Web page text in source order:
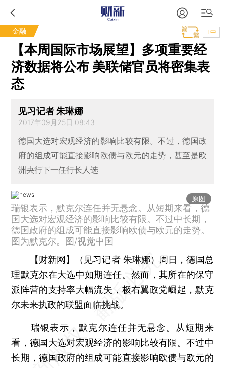
金融 T中
【本周国际市场展望】多项重要经
济数据将公布 美联储官员将密集表
态
见习记者 朱琳娜
2017年09月25日 08:43
德国大选对宏观经济的影响比较有限。不过，德国政
府的组成可能直接影响欧债与欧元的走势，甚至是欧
洲央行下一任行长人选
原图
瑞银表示，默克尔连任并无悬念。从短期来看，德
国大选对宏观经济的影响比较有限。不过中长期，
德国政府的组成可能直接影响欧债与欧元的走势。
图为默克尔。图/视觉中国
【财新网】（见习记者 朱琳娜） 周日，德国总
理默克尔在大选中如期连任。然而，其所在的保守
派阵营的支持率大幅流失，极右翼政党崛起，默克
尔未来执政的联盟面临挑战。
瑞银表示，默克尔连任并无悬念。从短期来
看，德国大选对宏观经济的影响比较有限。不过中
长期，德国政府的组成可能直接影响欧债与欧元的